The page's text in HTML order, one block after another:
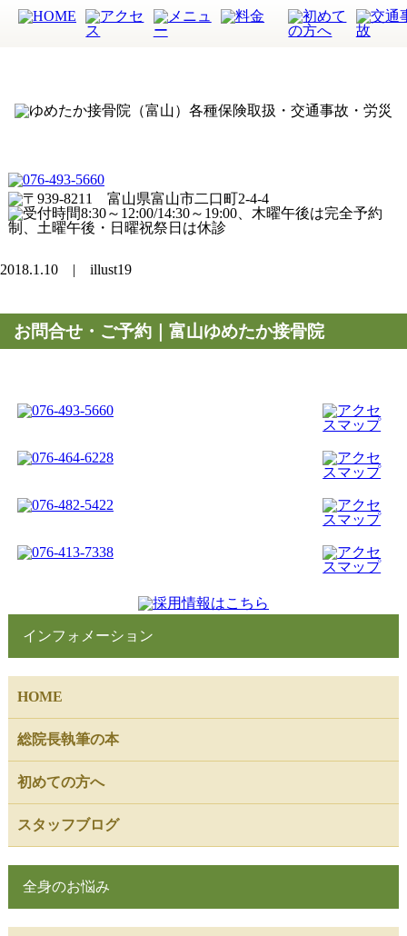
2018.1.10 | illust19
お問合せ・ご予約｜富山ゆめたか接骨院
インフォメーション
HOME
総院長執筆の本
初めての方へ
スタッフブログ
全身のお悩み